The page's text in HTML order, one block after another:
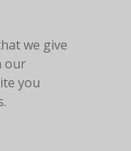
we give
our
you